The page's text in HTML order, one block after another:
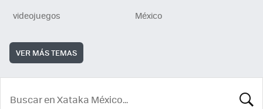
videojuegos
México
VER MÁS TEMAS